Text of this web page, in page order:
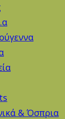
& Όσπρια